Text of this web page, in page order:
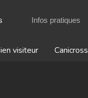
Infos pratiques
visiteur Canicross